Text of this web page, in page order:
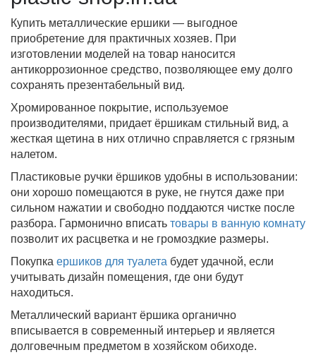
Купить металлические ершики — выгодное
приобретение для практичных хозяев. При
изготовлении моделей на товар наносится
антикоррозионное средство, позволяющее ему долго
сохранять презентабельный вид.
Хромированное покрытие, используемое
производителями, придает ёршикам стильный вид, а
жесткая щетина в них отлично справляется с грязным
налетом.
Пластиковые ручки ёршиков удобны в использовании:
они хорошо помещаются в руке, не гнутся даже при
сильном нажатии и свободно поддаются чистке после
разбора. Гармонично вписать товары в ванную комнату
позволит их расцветка и не громоздкие размеры.
Покупка ершиков для туалета будет удачной, если
учитывать дизайн помещения, где они будут
находиться.
Металлический вариант ёршика органично
вписывается в современный интерьер и является
долговечным предметом в хозяйском обиходе.